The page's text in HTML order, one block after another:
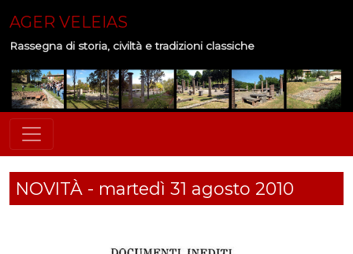
AGER VELEIAS
Rassegna di storia, civiltà e tradizioni classiche
NOVITÀ - martedì 31 agosto 2010